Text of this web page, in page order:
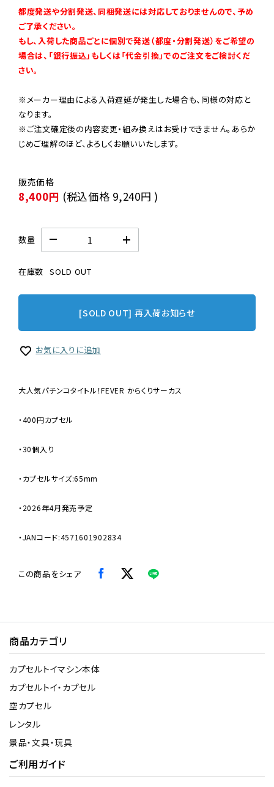
都度発送や分割発送、同梱発送には対応しておりませんので、予め
ご了承ください。
もし、入荷した商品ごとに個別で発送（都度・分割発送）をご希望の
場合は、「銀行振込」もしくは「代金引換」でのご注文をご検討くだ
さい。
※メーカー理由による入荷遅延が発生した場合も、同様の対応と
なります。
※ご注文確定後の内容変更・組み換えはお受けできません。あらか
じめご理解のほど、よろしくお願いいたします。
8,400円 (税込価格 9,240円 )
数量
在庫数 SOLD OUT
[SOLD OUT] 再入荷お知らせ
お気に入りに追加
大人気パチンコタイトル！FEVER からくりサーカス
・400円カプセル
・30個入り
・カプセルサイズ:65mm
・2026年4月発売予定
・JANコード:4571601902834
この商品をシェア
商品カテゴリ
カプセルトイマシン本体
カプセルトイ・カプセル
空カプセル
レンタル
景品・文具・玩具
ご利用ガイド